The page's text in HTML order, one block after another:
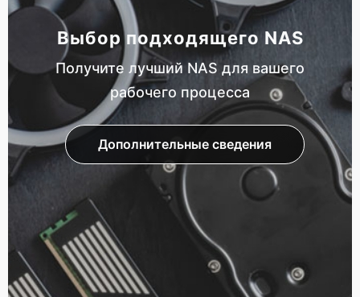
Выбор подходящего NAS
Получите лучший NAS для вашего
рабочего процесса
Дополнительные сведения